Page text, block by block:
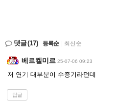
댓글(17) 등록순 최신순
베르켈미르 25-07-06 09:23
저 연기 대부분이 수증기라던데
답글